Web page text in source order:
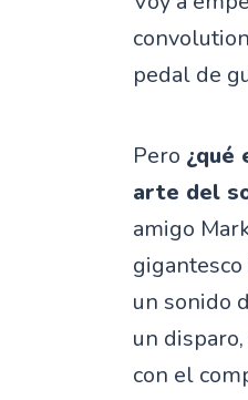
pedal de
Pero ¿qué
arte del
amigo
gigantesco
un sonido
un
con el